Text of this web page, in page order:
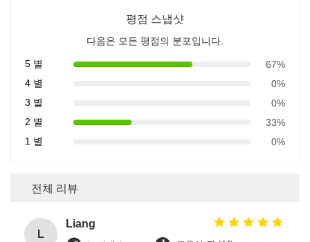
평점 스냅샷
다음은 모든 평점의 분포입니다.
5 별
67%
4 별
0%
3 별
0%
2 별
33%
1 별
0%
전체 리뷰
L
Liang